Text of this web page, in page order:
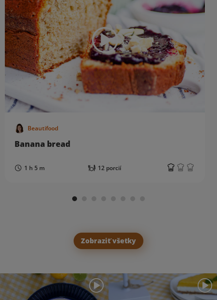
Beautifood
Banana bread
1 h 5 m 12 porcií
Zobraziť všetky